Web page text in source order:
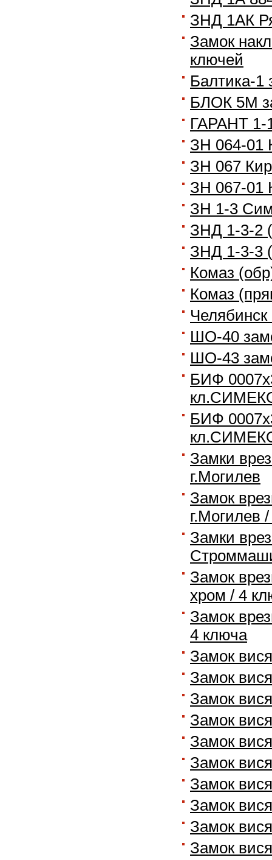
ЗНД 1АК
Замок
ключей
Балтика-1
БЛОК 5М
ГАРАНТ 1-
ЗН 064-01
ЗН 067
ЗН 067-01
ЗН 1-3
ЗНД 1-3-2
ЗНД 1-3-3
Комаз
Комаз
ШО-40
ШО-43
БИФ
БИФ
Замки
г.Могилев
Замок
г.Могилев
Замки
Замок
хром / 4
Замок
4 ключа
Замок
Замок
Замок
Замок
Замок
Замок
Замок
Замок
Замок
Замок